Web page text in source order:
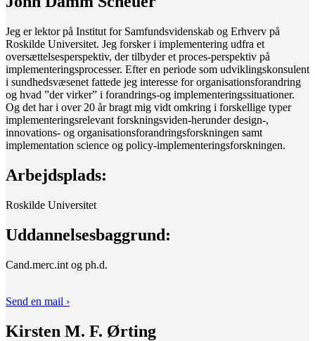
Jeg er lektor på Institut for Samfundsvidenskab og Erhverv på
Roskilde Universitet. Jeg forsker i implementering udfra et
oversættelsesperspektiv, der tilbyder et proces-perspektiv på
implementeringsprocesser. Efter en periode som udviklingskonsulent
i sundhedsvæsenet fattede jeg interesse for organisationsforandring
og hvad ”der virker” i forandrings-og implementeringssituationer.
Og det har i over 20 år bragt mig vidt omkring i forskellige typer
implementeringsrelevant forskningsviden-herunder design-,
innovations- og organisationsforandringsforskningen samt
implementation science og policy-implementeringsforskningen.
Arbejdsplads:
Roskilde Universitet
Uddannelsesbaggrund:
Cand.merc.int og ph.d.
Send en mail ›
Kirsten M. F. Ørting